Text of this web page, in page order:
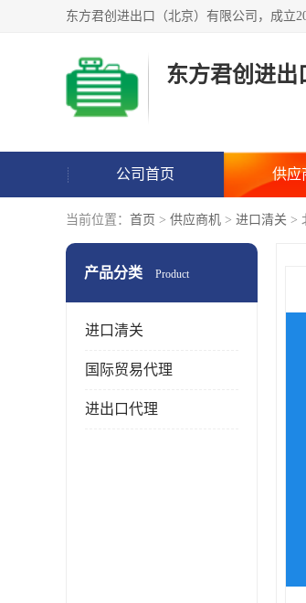
东方君创进出
公司首页 供应
当前位置： 首页 > 供应商机 > 进口清关 >
产品分类 Product
进口清关
国际贸易代理
进出口代理